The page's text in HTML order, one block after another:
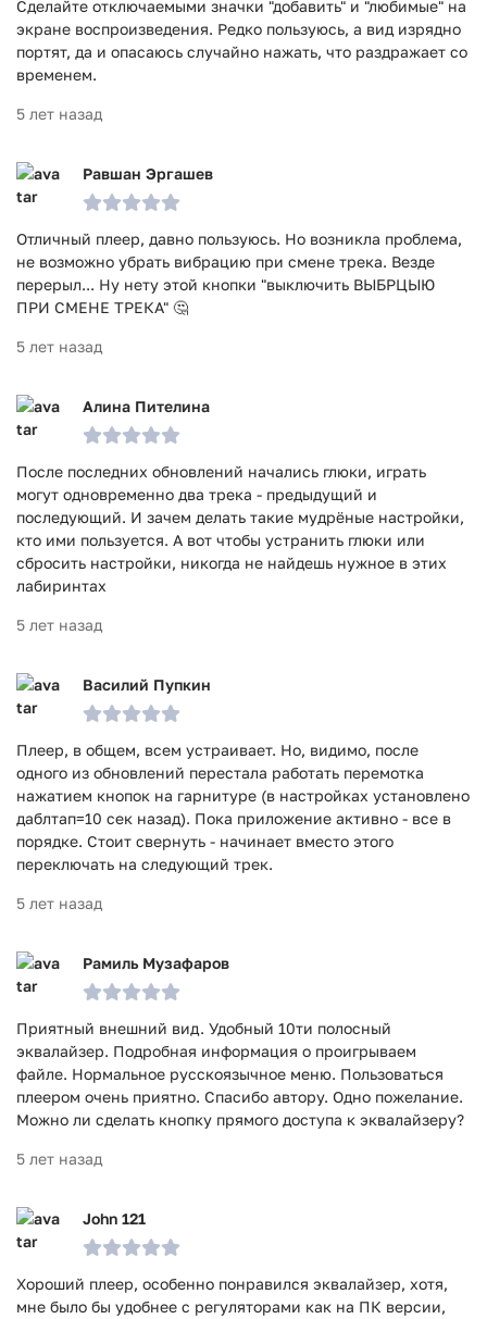
Сделайте отключаемыми значки "добавить" и "любимые" на
экране воспроизведения. Редко пользуюсь, а вид изрядно
портят, да и опасаюсь случайно нажать, что раздражает со
временем.
5 лет назад
Равшан Эргашев
Отличный плеер, давно пользуюсь. Но возникла проблема,
не возможно убрать вибрацию при смене трека. Везде
перерыл... Ну нету этой кнопки "выключить ВЫБРЦЫЮ
ПРИ СМЕНЕ ТРЕКА" 🤔
5 лет назад
Алина Пителина
После последних обновлений начались глюки, играть
могут одновременно два трека - предыдущий и
последующий. И зачем делать такие мудрёные настройки,
кто ими пользуется. А вот чтобы устранить глюки или
сбросить настройки, никогда не найдешь нужное в этих
лабиринтах
5 лет назад
Василий Пупкин
Плеер, в общем, всем устраивает. Но, видимо, после
одного из обновлений перестала работать перемотка
нажатием кнопок на гарнитуре (в настройках установлено
даблтап=10 сек назад). Пока приложение активно - все в
порядке. Стоит свернуть - начинает вместо этого
переключать на следующий трек.
5 лет назад
Рамиль Музафаров
Приятный внешний вид. Удобный 10ти полосный
эквалайзер. Подробная информация о проигрываем
файле. Нормальное русскоязычное меню. Пользоваться
плеером очень приятно. Спасибо автору. Одно пожелание.
Можно ли сделать кнопку прямого доступа к эквалайзеру?
5 лет назад
John 121
Хороший плеер, особенно понравился эквалайзер, хотя,
мне было бы удобнее с регуляторами как на ПК версии,